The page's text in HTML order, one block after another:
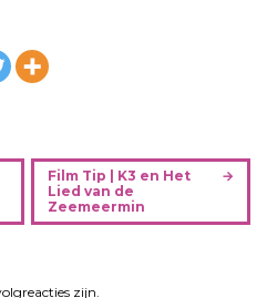
Film Tip | K3 en Het
Lied van de
Zeemeermin
zijn.